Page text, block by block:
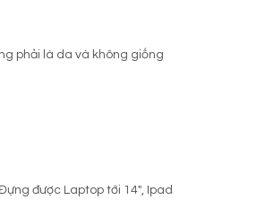
phải là da và không giống
được Laptop tới 14″, Ipad